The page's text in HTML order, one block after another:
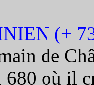
(+
de
où il